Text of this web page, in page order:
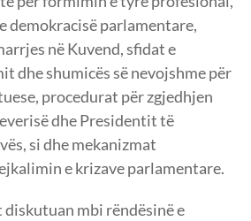
demokracisë parlamentare,
në Kuvend, sfidat e
dhe shumicës së nevojshme për
procedurat për zgjedhjen
dhe Presidentit të
si dhe mekanizmat
e krizave parlamentare.
mbi rëndësinë e